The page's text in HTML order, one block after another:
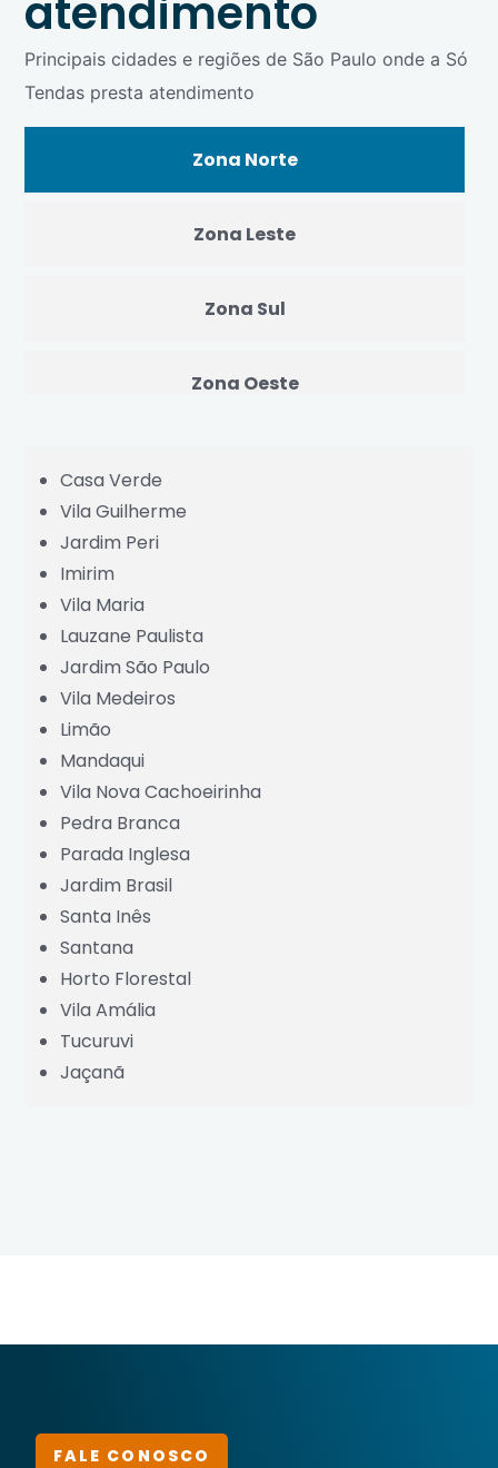
atendimento
Principais cidades e regiões de São Paulo onde a Só
Tendas presta atendimento
Zona Norte
Zona Leste
Zona Sul
Zona Oeste
Casa Verde
Vila Guilherme
Jardim Peri
Imirim
Vila Maria
Lauzane Paulista
Jardim São Paulo
Vila Medeiros
Limão
Mandaqui
Vila Nova Cachoeirinha
Pedra Branca
Parada Inglesa
Jardim Brasil
Santa Inês
Santana
Horto Florestal
Vila Amália
Tucuruvi
Jaçanã
FALE CONOSCO